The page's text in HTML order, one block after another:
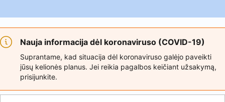
Nauja informacija dėl koronaviruso (COVID-19)
Suprantame, kad situacija dėl koronaviruso galėjo paveikti
jūsų kelionės planus. Jei reikia pagalbos keičiant užsakymą,
prisijunkite.